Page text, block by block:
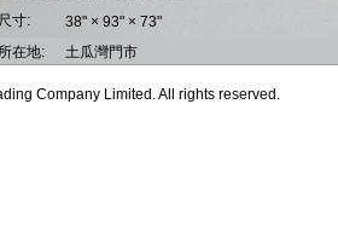
尺寸:
38" × 93" × 73"
所在地:
土瓜灣門市
Company Limited. All rights reserved.